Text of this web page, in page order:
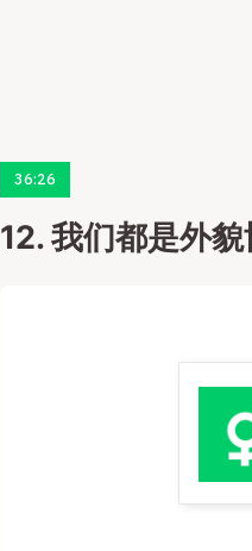
36:26
12. 我们都是外